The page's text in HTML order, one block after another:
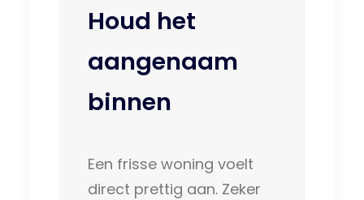
Houd het
aangenaam
binnen
Een frisse woning voelt
direct prettig aan. Zeker